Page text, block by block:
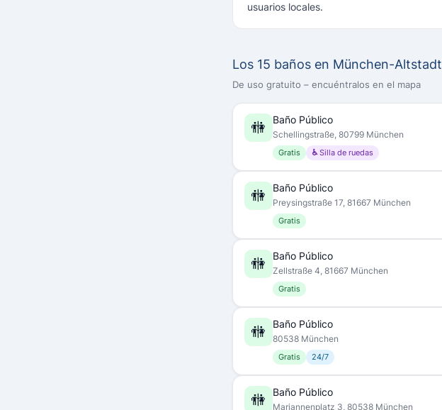
usuarios locales.
Los 15 baños en München-Altstadt
De uso gratuito – encuéntralos en el mapa
🚻 Baño Público
Schellingstraße, 80799 München
Gratis ♿ Silla de ruedas
🚻 Baño Público
Preysingstraße 17, 81667 München
Gratis
🚻 Baño Público
Zellstraße 4, 81667 München
Gratis
🚻 Baño Público
80538 München
Gratis 24/7
🚻 Baño Público
Mariannenplatz 3, 80538 München